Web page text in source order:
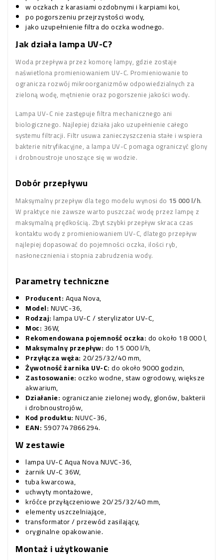
w oczkach z karasiami ozdobnymi i karpiami koi,
po pogorszeniu przejrzystości wody,
jako uzupełnienie filtra do oczka wodnego.
Jak działa lampa UV-C?
Woda przepływa przez komorę lampy, gdzie zostaje
naświetlona promieniowaniem UV-C. Promieniowanie to
ogranicza rozwój mikroorganizmów odpowiedzialnych za
zieloną wodę, mętnienie oraz pogorszenie jakości wody.
Lampa UV-C nie zastępuje filtra mechanicznego ani
biologicznego. Najlepiej działa jako uzupełnienie całego
systemu filtracji. Filtr usuwa zanieczyszczenia stałe i wspiera
bakterie nitryfikacyjne, a lampa UV-C pomaga ograniczyć glony
i drobnoustroje unoszące się w wodzie.
Dobór przepływu
Maksymalny przepływ dla tego modelu wynosi do 15 000 l/h.
W praktyce nie zawsze warto puszczać wodę przez lampę z
maksymalną prędkością. Zbyt szybki przepływ skraca czas
kontaktu wody z promieniowaniem UV-C, dlatego przepływ
najlepiej dopasować do pojemności oczka, ilości ryb,
nasłonecznienia i stopnia zabrudzenia wody.
Parametry techniczne
Producent:Aqua Nova,
Model:NUVC-36,
Rodzaj:lampa UV-C / sterylizator UV-C,
Moc: 36W,
Rekomendowana pojemność oczka:do około 18 000 l,
Maksymalny przepływ:do 15 000 l/h,
Przyłącza węża: 20/25/32/40 mm,
Żywotność żarnika UV-C:do około 9000 godzin,
Zastosowanie:oczko wodne, staw ogrodowy, większe
akwarium,
Działanie:ograniczanie zielonej wody, glonów, bakterii
i drobnoustrojów,
Kod produktu:NUVC-36,
EAN: 5907747866294.
W zestawie
lampa UV-C Aqua Nova NUVC-36,
żarnik UV-C 36W,
tuba kwarcowa,
uchwyty montażowe,
króćce przyłączeniowe 20/25/32/40 mm,
elementy uszczelniające,
transformator / przewód zasilający,
oryginalne opakowanie.
Montaż i użytkowanie